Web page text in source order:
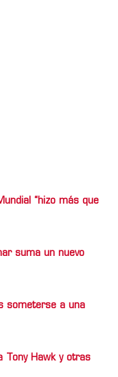
“hizo más que
suma un nuevo
someterse a una
Tony Hawk y otras